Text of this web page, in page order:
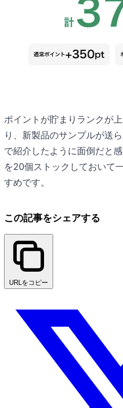
ポイントが貯まりランクが
り、新製品のサンプルが送
で紹介したように面倒だと
を20個ストックしておいて
すめです。
この記事をシェアする
URLをコピー